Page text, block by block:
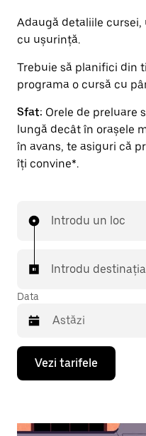
Adaugă detaliile cursei,
cu ușurință.
Trebuie să planifici din
programa o cursă cu
Sfat: Orele de preluare
lungă decât în orașele
în avans, te asiguri că
îți convine*.
Introdu un loc
Introdu destinația
Data
Pentru
deschide
selecta
Vezi tarifele